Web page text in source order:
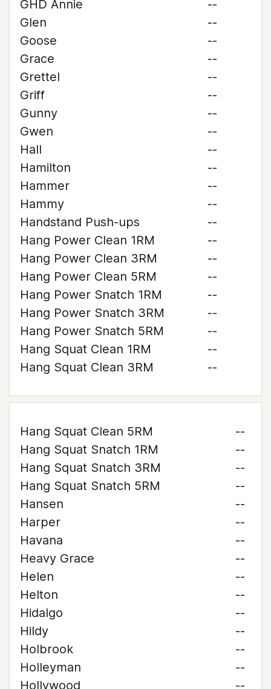
GHD Annie
--
Glen
--
Goose
--
Grace
--
Grettel
--
Griff
--
Gunny
--
Gwen
--
Hall
--
Hamilton
--
Hammer
--
Hammy
--
Handstand Push-ups
--
Hang Power Clean 1RM
--
Hang Power Clean 3RM
--
Hang Power Clean 5RM
--
Hang Power Snatch 1RM
--
Hang Power Snatch 3RM
--
Hang Power Snatch 5RM
--
Hang Squat Clean 1RM
--
Hang Squat Clean 3RM
--
Hang Squat Clean 5RM
--
Hang Squat Snatch 1RM
--
Hang Squat Snatch 3RM
--
Hang Squat Snatch 5RM
--
Hansen
--
Harper
--
Havana
--
Heavy Grace
--
Helen
--
Helton
--
Hidalgo
--
Hildy
--
Holbrook
--
Holleyman
--
Hollywood
--